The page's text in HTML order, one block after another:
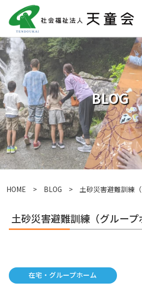
BLOG
HOME > BLOG > 土砂災害避難訓練（
土砂災害避難訓練（グループ
在宅・グループホーム